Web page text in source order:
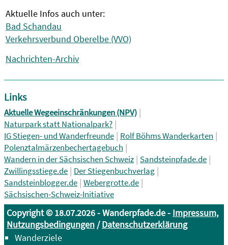
Aktuelle Infos auch unter:
Bad Schandau
Verkehrsverbund Oberelbe (VVO)
Nachrichten-Archiv
Links
Aktuelle Wegeeinschränkungen (NPV) |
Naturpark statt Nationalpark? |
IG Stiegen- und Wanderfreunde | Rolf Böhms Wanderkarten |
Polenztalmärzenbechertagebuch |
Wandern in der Sächsischen Schweiz | Sandsteinpfade.de |
Zwillingsstiege.de | Der Stiegenbuchverlag |
Sandsteinblogger.de | Webergrotte.de |
Sächsischen-Schweiz-Initiative
Copyright © 18.07.2026 - Wanderpfade.de - Impressum,
Nutzungsbedingungen /Datenschutzerklärung
Wanderziele